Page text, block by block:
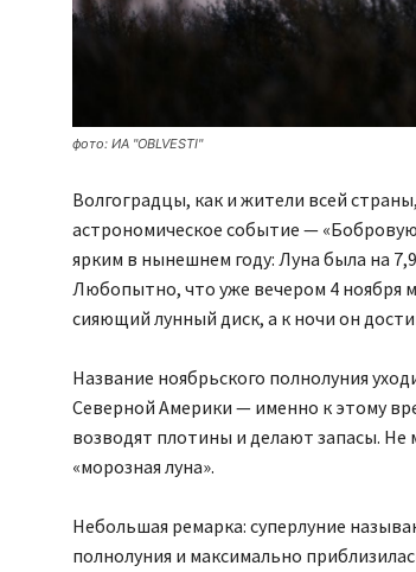
фото: ИА "OBLVESTI"
Волгоградцы, как и жители всей
астрономическое событие —
ярким в нынешнем году: Луна была на
Любопытно, что уже вечером 4 ноября
сияющий лунный диск, а к ночи он
Название ноябрьского полнолуния
Северной Америки — именно к этому
возводят плотины и делают запасы. Не
«морозная луна».
Небольшая ремарка: суперлуние
полнолуния и максимально